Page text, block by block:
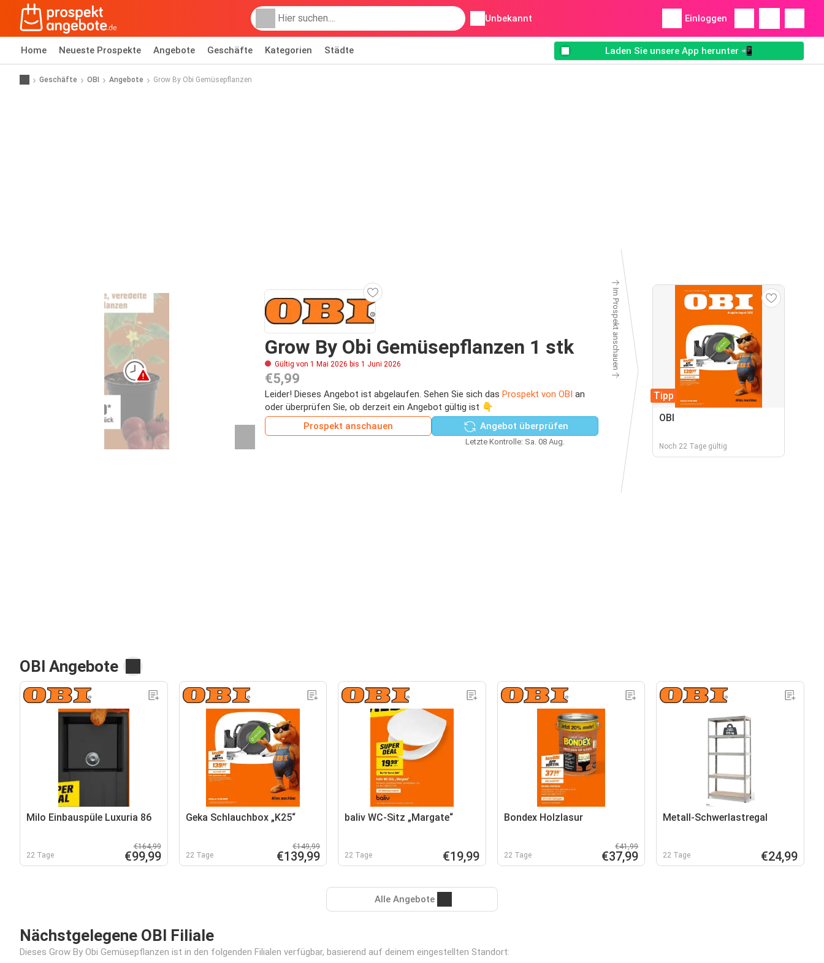
Unbekannt Einloggen
Home Neueste Prospekte Angebote Geschäfte Kategorien Städte Laden Sie unsere App herunter 📲
Geschäfte OBI Angebote Grow By Obi Gemüsepflanzen
Grow By Obi Gemüsepflanzen 1 stk
Gültig von 1 Mai 2026 bis 1 Juni 2026
€5,99
Leider! Dieses Angebot ist abgelaufen. Sehen Sie sich das Prospekt von OBI an
oder überprüfen Sie, ob derzeit ein Angebot gültig ist 👇
Prospekt anschauen
Angebot überprüfen
Letzte Kontrolle: Sa. 08 Aug.
Im Prospekt anschauen
Tipp
OBI
Noch 22 Tage gültig
OBI Angebote
Milo Einbauspüle Luxuria 86
22 Tage
€164,99
€99,99
Geka Schlauchbox „K25“
22 Tage
€149,99
€139,99
baliv WC-Sitz „Margate“
22 Tage €19,99
Bondex Holzlasur
22 Tage
€41,99
€37,99
Metall-Schwerlastregal
22 Tage €24,99
Alle Angebote
Nächstgelegene OBI Filiale
Dieses Grow By Obi Gemüsepflanzen ist in den folgenden Filialen verfügbar, basierend auf deinem eingestellten Standort: